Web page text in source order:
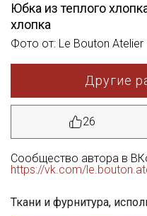
Юбка из теплого
хлопка
Фото от: Le Bouton Atelier
Другие
26
Сообщество автора в
https://vk.com/
Ткани и фурнитура,